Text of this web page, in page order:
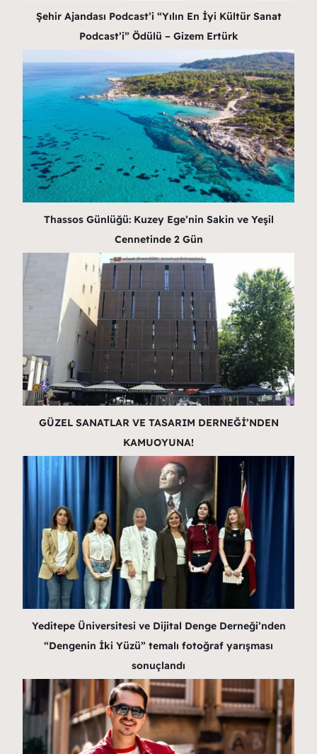
Şehir Ajandası Podcast’i “Yılın En İyi Kültür Sanat
Podcast’i” Ödülü – Gizem Ertürk
Thassos Günlüğü: Kuzey Ege’nin Sakin ve Yeşil
Cennetinde 2 Gün
GÜZEL SANATLAR VE TASARIM DERNEĞİ’NDEN
KAMUOYUNA!
Yeditepe Üniversitesi ve Dijital Denge Derneği’nden
“Dengenin İki Yüzü” temalı fotoğraf yarışması
sonuçlandı